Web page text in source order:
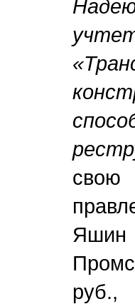
свою
руб.,